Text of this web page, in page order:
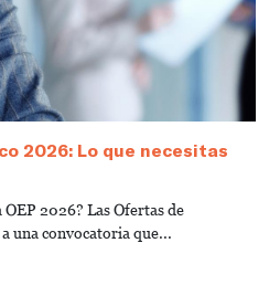
2026: Lo que necesitas
OEP 2026? Las Ofertas de
una convocatoria que...